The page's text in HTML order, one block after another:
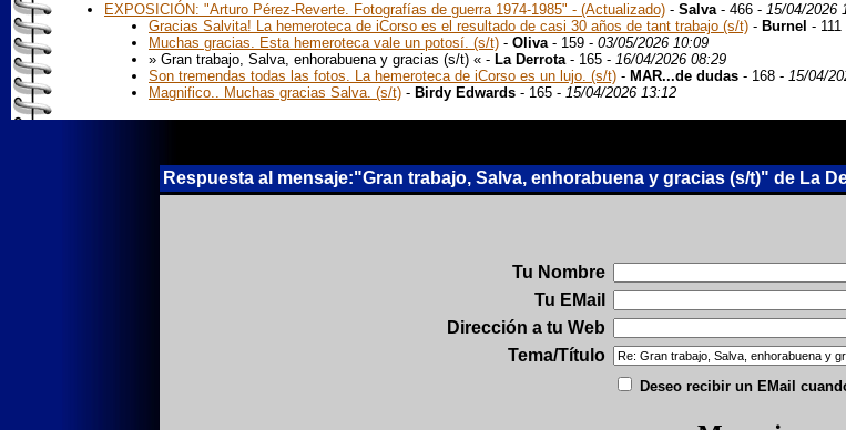
EXPOSICIÓN: "Arturo Pérez-Reverte. Fotografías de guerra 1974-1985" - (Actualizado) - Salva- 466 - 15/04/2026
Gracias Salvita! La hemeroteca de iCorso es el resultado de casi 30 años de tant trabajo (s/t) - Burnel - 111
Muchas gracias. Esta hemeroteca vale un potosí. (s/t) - Oliva- 159 - 03/05/2026 10:09
» Gran trabajo, Salva, enhorabuena y gracias (s/t) « - La Derrota- 165 - 16/04/2026 08:29
Son tremendas todas las fotos. La hemeroteca de iCorso es un lujo. (s/t) - MAR...de dudas - 168 - 15/04/
Magnifico.. Muchas gracias Salva. (s/t) - Birdy Edwards - 165 - 15/04/2026 13:12
Respuesta al mensaje:"Gran trabajo, Salva, enhorabuena y gracias (s/t)" de La
Tu Nombre
Tu EMail
Dirección a tu Web
Tema/Título
Deseo recibir un EMail